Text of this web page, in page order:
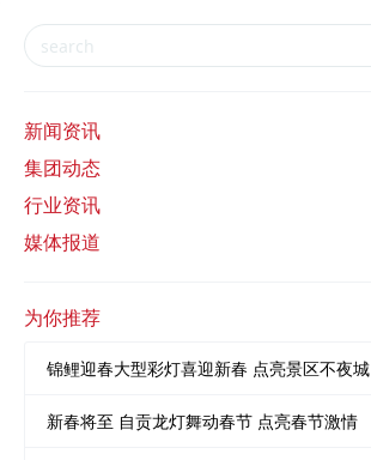
新闻资讯
集团动态
行业资讯
媒体报道
为你推荐
锦鲤迎春大型彩灯喜迎新春 点亮景区不夜城
新春将至 自贡龙灯舞动春节 点亮春节激情